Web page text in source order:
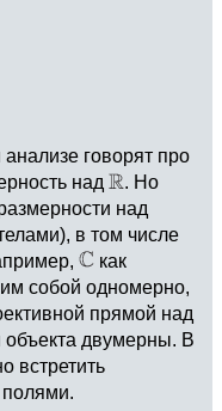
говорят про
над
. Но
над
в том числе
как
собой одномерно,
прямой над
объекта двумерны. В
встретить